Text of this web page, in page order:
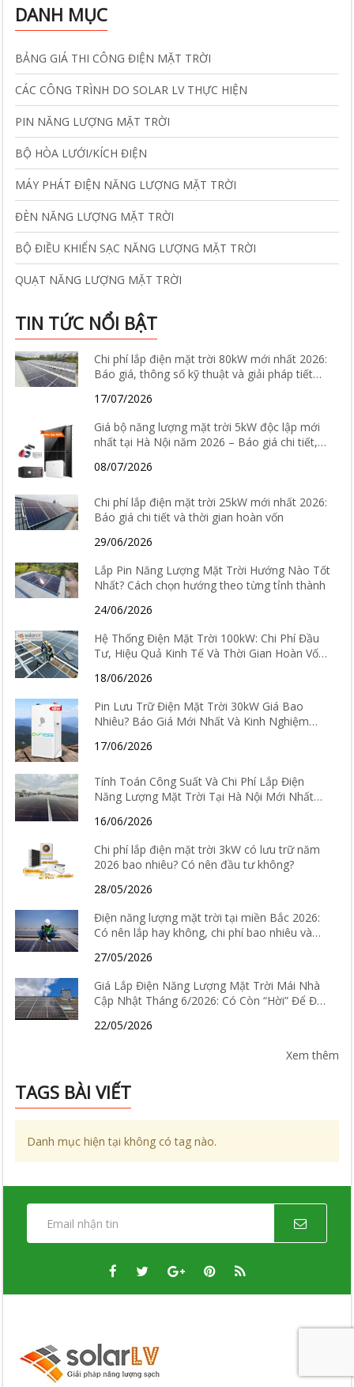
DANH MỤC
BẢNG GIÁ THI CÔNG ĐIỆN MẶT TRỜI
CÁC CÔNG TRÌNH DO SOLAR LV THỰC HIỆN
PIN NĂNG LƯỢNG MẶT TRỜI
BỘ HÒA LƯỚI/KÍCH ĐIỆN
MÁY PHÁT ĐIỆN NĂNG LƯỢNG MẶT TRỜI
ĐÈN NĂNG LƯỢNG MẶT TRỜI
BỘ ĐIỀU KHIỂN SẠC NĂNG LƯỢNG MẶT TRỜI
QUẠT NĂNG LƯỢNG MẶT TRỜI
TIN TỨC NỔI BẬT
Chi phí lắp điện mặt trời 80kW mới nhất 2026:
Báo giá, thông số kỹ thuật và giải pháp tiết
17/07/2026
Giá bộ năng lượng mặt trời 5kW độc lập mới
nhất tại Hà Nội năm 2026 – Báo giá chi tiết,
08/07/2026
Chi phí lắp điện mặt trời 25kW mới nhất 2026:
Báo giá chi tiết và thời gian hoàn vốn
29/06/2026
Lắp Pin Năng Lượng Mặt Trời Hướng Nào Tốt
Nhất? Cách chọn hướng theo từng tỉnh thành
24/06/2026
Hệ Thống Điện Mặt Trời 100kW: Chi Phí Đầu
Tư, Hiệu Quả Kinh Tế Và Thời Gian Hoàn Vốn
18/06/2026
Pin Lưu Trữ Điện Mặt Trời 30kW Giá Bao
Nhiêu? Báo Giá Mới Nhất Và Kinh Nghiệm
17/06/2026
Tính Toán Công Suất Và Chi Phí Lắp Điện
Năng Lượng Mặt Trời Tại Hà Nội Mới Nhất
16/06/2026
Chi phí lắp điện mặt trời 3kW có lưu trữ năm
2026 bao nhiêu? Có nên đầu tư không?
28/05/2026
Điện năng lượng mặt trời tại miền Bắc 2026:
Có nên lắp hay không, chi phí bao nhiêu và
27/05/2026
Giá Lắp Điện Năng Lượng Mặt Trời Mái Nhà
Cập Nhật Tháng 6/2026: Có Còn “Hời” Để Đầu
22/05/2026
Xem thêm
TAGS BÀI VIẾT
Danh mục hiện tại không có tag nào.